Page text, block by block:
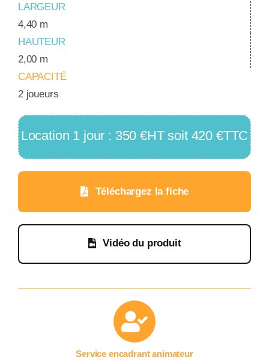
LARGEUR
4,40 m
HAUTEUR
2,00 m
CAPACITÉ
2 joueurs
Location 1 jour : 350 €HT soit 420 €TTC
Téléchargez la fiche
Vidéo du produit
Service encadrant animateur